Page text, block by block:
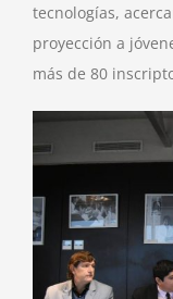
tecnologías,
proyección a
más de 80